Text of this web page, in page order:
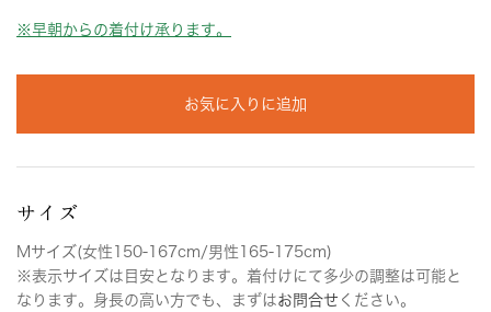
※早朝からの着付け承ります。
お気に入りに追加
サイズ
Mサイズ(女性150-167cm/男性165-175cm)
※表示サイズは目安となります。着付けにて多少の調整は可能と
なります。身長の高い方でも、まずはお問合せ ください。